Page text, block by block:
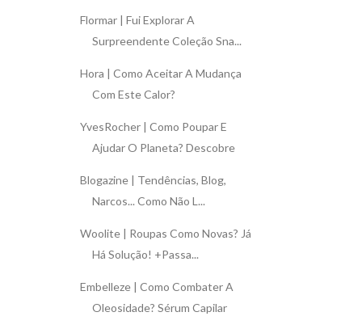
Flormar | Fui Explorar A
Surpreendente Coleção Sna...
Hora | Como Aceitar A Mudança
Com Este Calor?
YvesRocher | Como Poupar E
Ajudar O Planeta? Descobre
Blogazine | Tendências, Blog,
Narcos... Como Não L...
Woolite | Roupas Como Novas? Já
Há Solução! +Passa...
Embelleze | Como Combater A
Oleosidade? Sérum Capilar